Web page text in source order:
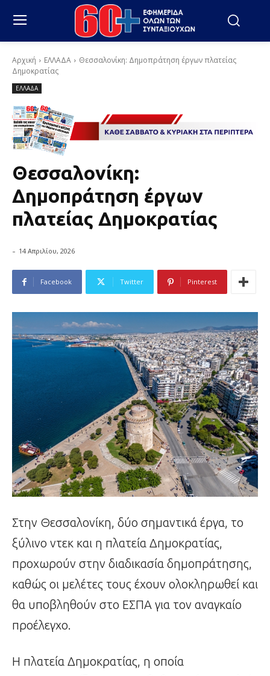
Αρχική ΕΛΛΑΔΑ
Θεσσαλονίκη: Δημοπράτηση έργων πλατείας
Δημοκρατίας
ΕΛΛΑΔΑ
Θεσσαλονίκη:
Δημοπράτηση έργων
πλατείας Δημοκρατίας
- 14 Απριλίου, 2026
Facebook Twitter Pinterest
Στην Θεσσαλονίκη, δύο σημαντικά έργα, το
ξύλινο ντεκ και η πλατεία Δημοκρατίας,
προχωρούν στην διαδικασία δημοπράτησης,
καθώς οι μελέτες τους έχουν ολοκληρωθεί και
θα υποβληθούν στο ΕΣΠΑ για τον αναγκαίο
προέλεγχο.
Η πλατεία Δημοκρατίας, η οποία